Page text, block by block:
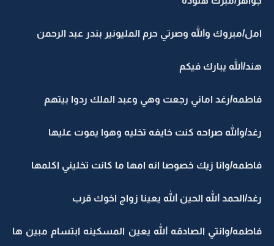
امل/مبروك والله وصرتي حرم المليونير بندر عبد الرحمن
هند/الله يبارك فيكم
فاطمه/رغد اماني رجعت وهي وعبد الملك ردوا بيتهم
رغد/والله صراحه كنت خايفه تخليه وهوا يموت عليها
فاطمه/وانا زيك خصوصا انه امها ما كانت تخليني اكلمها
رغد/الحمد الله الحين الله يعينا زواج اخوك قرب
فاطمه/وانتي الصادقه الله يعين المسكينه ابتسام مبين ها